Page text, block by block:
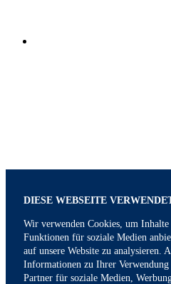
DIESE WEBSEITE
Wir verwenden Cookies, um
Funktionen für soziale Medien
auf unsere Website zu analysieren.
Informationen zu Ihrer Verwendung
Partner für soziale Medien,